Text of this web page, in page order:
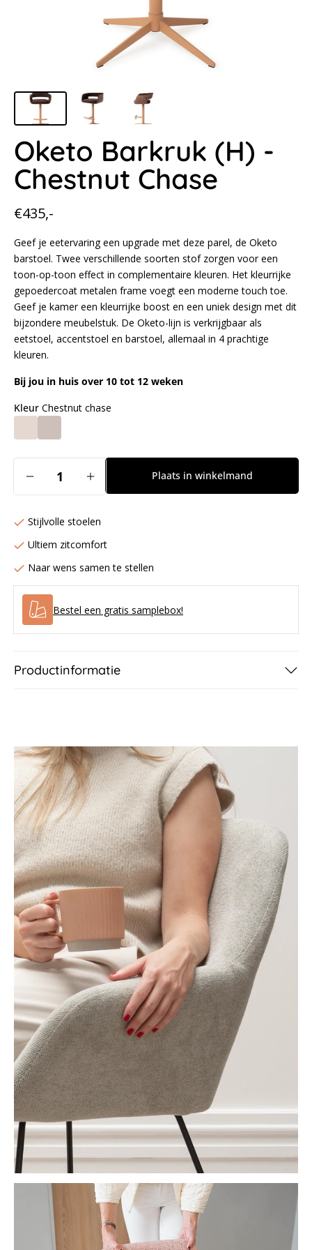
Oketo Barkruk (H) -
Chestnut Chase
Normale
prijs
€435,-
Geef je eetervaring een upgrade met deze parel, de Oketo
barstoel. Twee verschillende soorten stof zorgen voor een
toon-op-toon effect in complementaire kleuren. Het kleurrijke
gepoedercoat metalen frame voegt een moderne touch toe.
Geef je kamer een kleurrijke boost en een uniek design met dit
bijzondere meubelstuk. De Oketo-lijn is verkrijgbaar als
eetstoel, accentstoel en barstoel, allemaal in 4 prachtige
kleuren.
Bij jou in huis over 10 tot 12 weken
Kleur Chestnut chase
Aantal
verlagen
Oketo
Barkruk
-
Chestnut
Chase
Aantal
verhogen
Oketo
Barkruk
-
Chestnut
Plaats in winkelmand
Stijlvolle stoelen
Ultiem zitcomfort
Naar wens samen te stellen
Bestel een gratis samplebox!
Productinformatie